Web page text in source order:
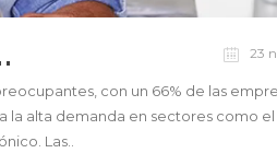
23
con un 66% de las
la alta demanda en sectores como
Las..